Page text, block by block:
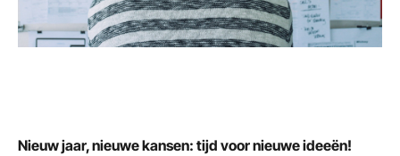
Nieuw jaar, nieuwe kansen: tijd voor nieuwe ideeën!